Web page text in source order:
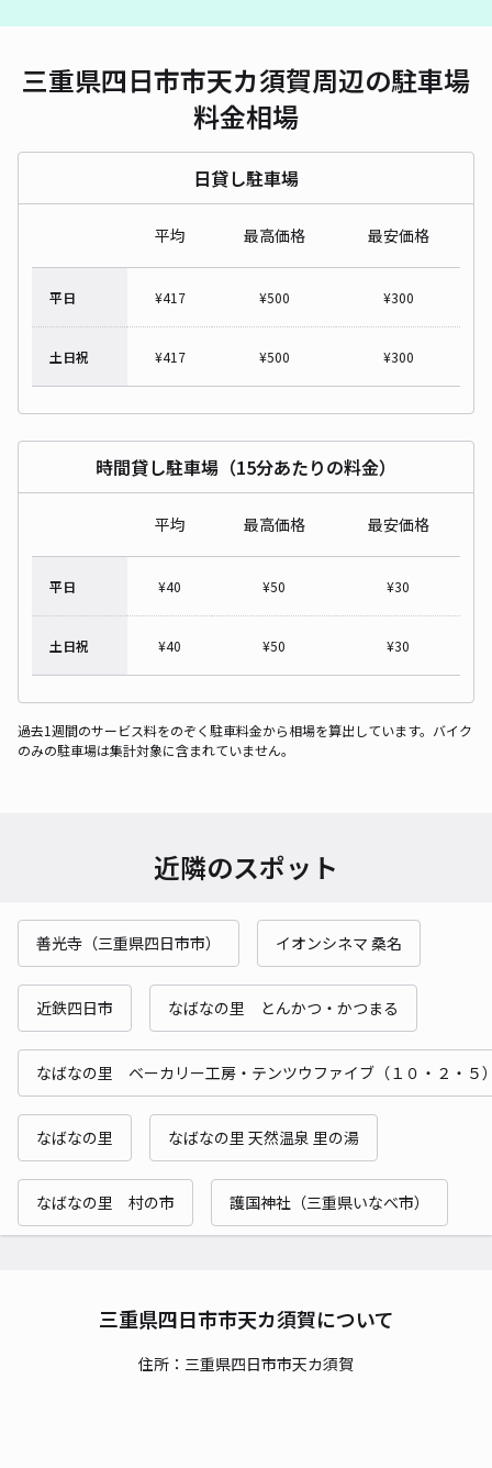
三重県四日市市天カ須賀周辺の駐車場
料金相場
日貸し駐車場
平均 最高価格 最安価格
平日 ¥417 ¥500 ¥300
土日祝 ¥417 ¥500 ¥300
時間貸し駐車場（15分あたりの料金）
平均 最高価格 最安価格
平日 ¥40 ¥50 ¥30
土日祝 ¥40 ¥50 ¥30
過去1週間のサービス料をのぞく駐車料金から相場を算出しています。バイク
のみの駐車場は集計対象に含まれていません。
近隣のスポット
善光寺（三重県四日市市） イオンシネマ 桑名
近鉄四日市 なばなの里 とんかつ・かつまる
なばなの里 ベーカリー工房・テンツウファイブ（１０・２・５
なばなの里 なばなの里 天然温泉 里の湯
なばなの里 村の市 護国神社（三重県いなべ市）
三重県四日市市天カ須賀について
住所：三重県四日市市天カ須賀